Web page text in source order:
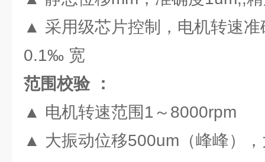
▲ 采用级芯片控制，电机转速
0.1‰ 宽
范围校验 ：
▲ 电机转速范围1～8000rpm
▲ 大振动位移500um（峰峰）